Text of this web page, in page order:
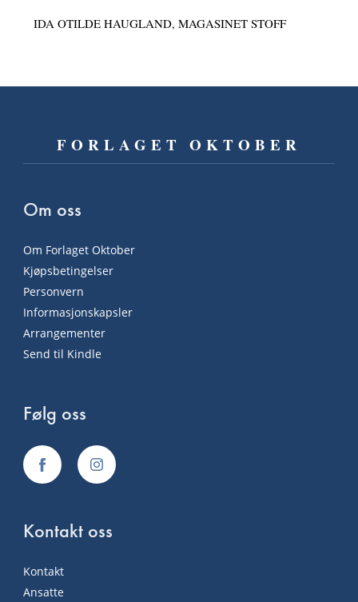
IDA OTILDE HAUGLAND, MAGASINET STOFF
FORLAGET OKTOBER
Om oss
Om Forlaget Oktober
Kjøpsbetingelser
Personvern
Informasjonskapsler
Arrangementer
Send til Kindle
Følg oss
Kontakt oss
Kontakt
Ansatte